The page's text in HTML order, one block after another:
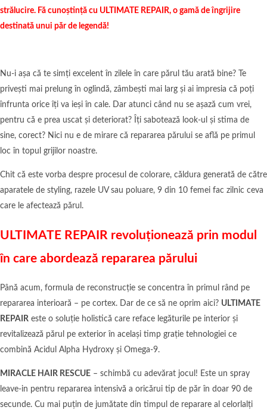
strălucire. Fă cunoștință cu ULTIMATE REPAIR, o gamă de îngrijire
destinată unui păr de legendă!
Nu-i așa că te simți excelent în zilele în care părul tău arată bine? Te
privești mai prelung în oglindă, zâmbești mai larg și ai impresia că poți
înfrunta orice îți va ieși în cale. Dar atunci când nu se așază cum vrei,
pentru că e prea uscat și deteriorat? Îți sabotează look-ul și stima de
sine, corect? Nici nu e de mirare că repararea părului se află pe primul
loc în topul grijilor noastre.
Chit că este vorba despre procesul de colorare, căldura generată de către
aparatele de styling, razele UV sau poluare, 9 din 10 femei fac zilnic ceva
care le afectează părul.
ULTIMATE REPAIR revoluționează prin modul
în care abordează repararea părului
Până acum, formula de reconstrucție se concentra în primul rând pe
repararea interioară – pe cortex. Dar de ce să ne oprim aici? ULTIMATE
REPAIR este o soluție holistică care reface legăturile pe interior și
revitalizează părul pe exterior în același timp grație tehnologiei ce
combină Acidul Alpha Hydroxy și Omega-9.
MIRACLE HAIR RESCUE – schimbă cu adevărat jocul! Este un spray
leave-in pentru repararea intensivă a oricărui tip de păr în doar 90 de
secunde. Cu mai puțin de jumătate din timpul de reparare al celorlalți